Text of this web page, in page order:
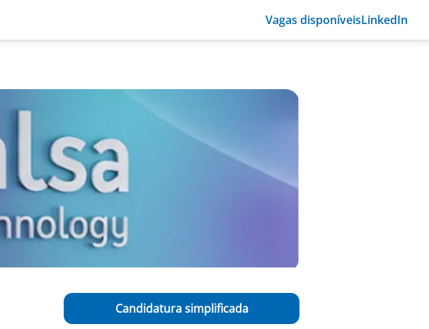
Vagas disponíveisLinkedIn
Candidatura simplificada